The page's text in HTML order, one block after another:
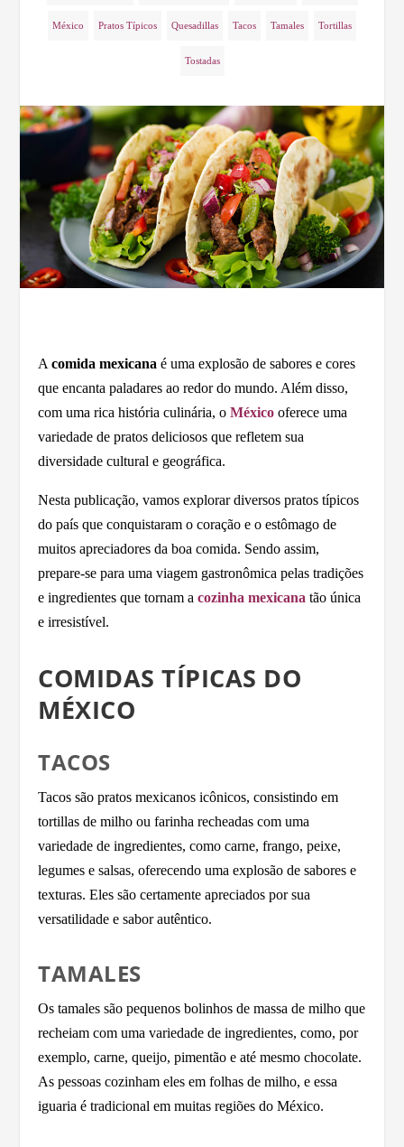
México Pratos Típicos Quesadillas Tacos Tamales Tortillas
Tostadas
Acomida mexicana é uma explosão de sabores e cores
que encanta paladares ao redor do mundo. Além disso,
com uma rica história culinária, oMéxico oferece uma
variedade de pratos deliciosos que refletem sua
diversidade cultural e geográfica.
Nesta publicação, vamos explorar diversos pratos típicos
do país que conquistaram o coração e o estômago de
muitos apreciadores da boa comida. Sendo assim,
prepare-se para uma viagem gastronômica pelas tradições
e ingredientes que tornam acozinha mexicana tão única
e irresistível.
COMIDAS TÍPICAS DO
MÉXICO
TACOS
Tacos são pratos mexicanos icônicos, consistindo em
tortillas de milho ou farinha recheadas com uma
variedade de ingredientes, como carne, frango, peixe,
legumes e salsas, oferecendo uma explosão de sabores e
texturas. Eles são certamente apreciados por sua
versatilidade e sabor autêntico.
TAMALES
Os tamales são pequenos bolinhos de massa de milho que
recheiam com uma variedade de ingredientes, como, por
exemplo, carne, queijo, pimentão e até mesmo chocolate.
As pessoas cozinham eles em folhas de milho, e essa
iguaria é tradicional em muitas regiões do México.